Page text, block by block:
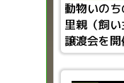
動物いの
里親（飼
譲渡会を開